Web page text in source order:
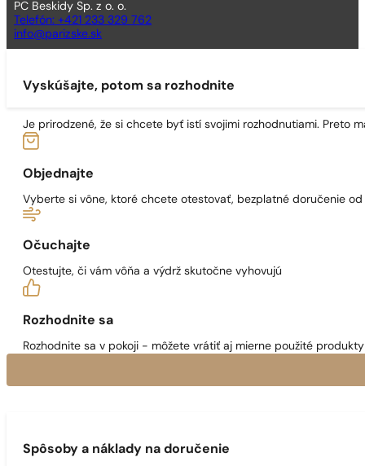
PC Beskidy Sp. z o. o.
Telefón: +421 233 329 762
info@parizske.sk
Vyskúšajte, potom sa rozhodnite
Je prirodzené, že si chcete byť istí svojimi rozhodnutiami. Preto
Objednajte
Vyberte si vône, ktoré chcete otestovať, bezplatné doručenie
Očuchajte
Otestujte, či vám vôňa a výdrž skutočne vyhovujú
Rozhodnite sa
Rozhodnite sa v pokoji - môžete vrátiť aj mierne použité
Spôsoby a náklady na doručenie